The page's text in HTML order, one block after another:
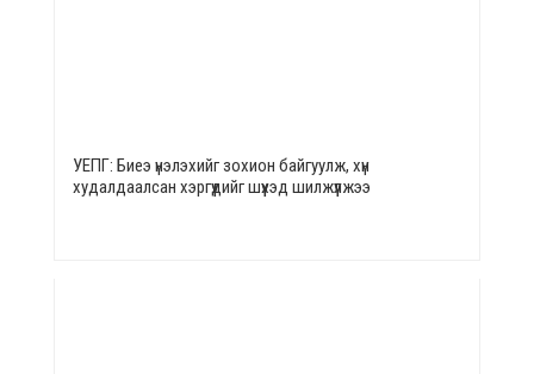
УЕПГ: Биеэ үнэлэхийг зохион байгуулж, хүн
худалдаалсан хэргүүдийг шүүхэд шилжүүлжээ